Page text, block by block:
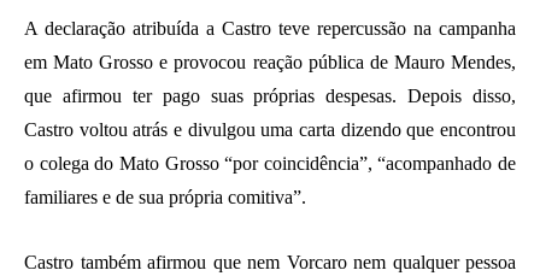
A declaração atribuída a Castro teve repercussão na campanha
em Mato Grosso e provocou reação pública de Mauro Mendes,
que afirmou ter pago suas próprias despesas. Depois disso,
Castro voltou atrás e divulgou uma carta dizendo que encontrou
o colega do Mato Grosso “por coincidência”, “acompanhado de
familiares e de sua própria comitiva”.
Castro também afirmou que nem Vorcaro nem qualquer pessoa